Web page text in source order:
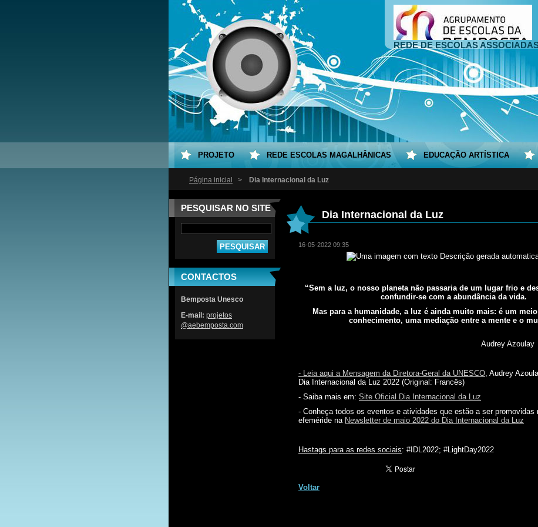
REDE DE ESCOLAS
Página inicial > Dia Internacional da Luz
PESQUISAR NO SITE
CONTACTOS
Bemposta Unesco
E-mail: projetos
@aebemposta.com
Dia Internacional da Luz
16-05-2022 09:35
“Sem a luz, o nosso planeta não passaria de um lugar frio e
confundir-se com a abundância da vida.
Mas para a humanidade, a luz é ainda muito mais: é um
conhecimento, uma mediação entre a mente e o
Audrey Azoulay
- Leia aqui a Mensagem da Diretora-Geral da UNESCO, Audrey
Dia Internacional da Luz 2022 (Original: Francês)
- Saiba mais em: Site Oficial Dia Internacional da Luz
- Conheça todos os eventos e atividades que estão a ser promovidas
efeméride na Newsletter de maio 2022 do Dia Internacional da Luz
Hastags para as redes sociais: #IDL2022; #LightDay2022
Voltar
PROJETO REDE ESCOLAS MAGALHÂNICAS EDUCAÇÃO ARTÍSTICA